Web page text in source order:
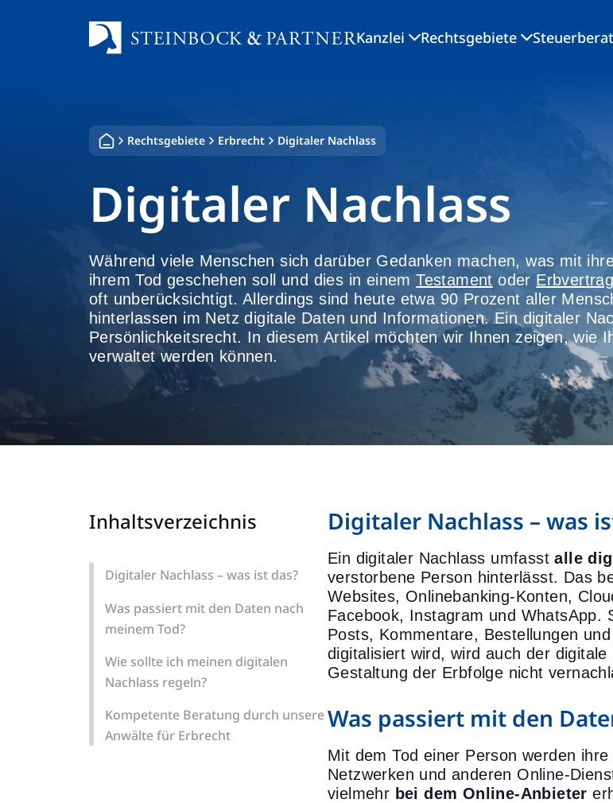
Kanzlei Rechtsgebiete
Rechtsgebiete Erbrecht Digitaler Nachlass
Digitaler Nachlass
Während viele Menschen sich darüber Gedanken machen, was mit
ihrem Tod geschehen soll und dies in einemTestament oder Erbvertrag
oft unberücksichtigt. Allerdings sind heute etwa 90 Prozent aller
hinterlassen im Netz digitale Daten und Informationen. Ein digitaler
Persönlichkeitsrecht. In diesem Artikel möchten wir Ihnen zeigen, wie
verwaltet werden können.
Inhaltsverzeichnis
Digitaler Nachlass – was ist das?
Was passiert mit den Daten nach
meinem Tod?
Wie sollte ich meinen digitalen
Nachlass regeln?
Kompetente Beratung durch unsere
Anwälte für Erbrecht
Digitaler Nachlass – was
Ein digitaler Nachlass umfasstalle
verstorbene Person hinterlässt. Das
Websites, Onlinebanking-Konten,
Facebook, Instagram und WhatsApp.
Posts, Kommentare, Bestellungen
digitalisiert wird, wird auch der
Gestaltung der Erbfolge nicht
Was passiert mit den
Mit dem Tod einer Person werden
Netzwerken und anderen Online-
vielmehr bei dem Online-Anbieter